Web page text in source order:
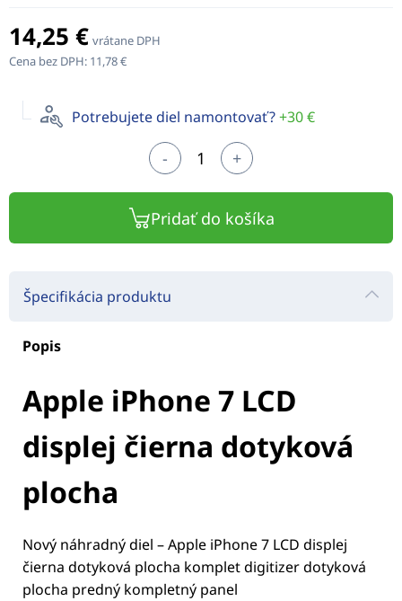
14,25 € vrátane DPH
Cena bez DPH: 11,78 €
Potrebujete diel namontovať?+30 €
- +
Pridať do košíka
Špecifikácia produktu
Popis
Apple iPhone 7 LCD
displej čierna dotyková
plocha
Nový náhradný diel – Apple iPhone 7 LCD displej
čierna dotyková plocha komplet digitizer dotyková
plocha predný kompletný panel